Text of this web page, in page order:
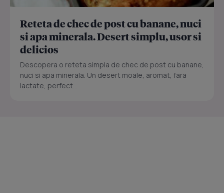
Reteta de chec de post cu banane, nuci
si apa minerala. Desert simplu, usor si
delicios
Descopera o reteta simpla de chec de post cu banane,
nuci si apa minerala. Un desert moale, aromat, fara
lactate, perfect...